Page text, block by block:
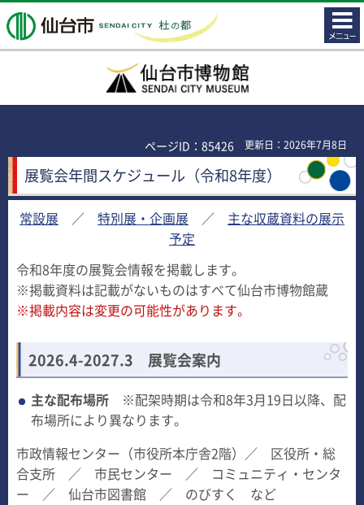
仙台市
コンテ
ンツメ
ニュー
仙台市博物館
ページID：85426 更新日：2026年7月8日
展覧会年間スケジュール（令和8年度）
常設展 ／ 特別展・企画展 ／ 主な収蔵資料の展示
予定
令和8年度の展覧会情報を掲載します。
※掲載資料は記載がないものはすべて仙台市博物館蔵
※掲載内容は変更の可能性があります。
2026.4-2027.3 展覧会案内
主な配布場所 ※配架時期は令和8年3月19日以降、配
布場所により異なります。
市政情報センター（市役所本庁舎2階）／ 区役所・総
合支所 ／ 市民センター ／ コミュニティ・センタ
ー ／ 仙台市図書館 ／ のびすく など